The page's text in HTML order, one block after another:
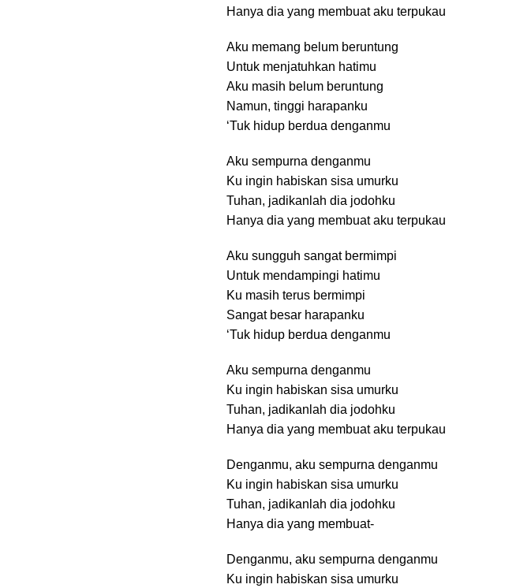
Hanya dia yang membuat aku terpukau
Aku memang belum beruntung
Untuk menjatuhkan hatimu
Aku masih belum beruntung
Namun, tinggi harapanku
‘Tuk hidup berdua denganmu
Aku sempurna denganmu
Ku ingin habiskan sisa umurku
Tuhan, jadikanlah dia jodohku
Hanya dia yang membuat aku terpukau
Aku sungguh sangat bermimpi
Untuk mendampingi hatimu
Ku masih terus bermimpi
Sangat besar harapanku
‘Tuk hidup berdua denganmu
Aku sempurna denganmu
Ku ingin habiskan sisa umurku
Tuhan, jadikanlah dia jodohku
Hanya dia yang membuat aku terpukau
Denganmu, aku sempurna denganmu
Ku ingin habiskan sisa umurku
Tuhan, jadikanlah dia jodohku
Hanya dia yang membuat-
Denganmu, aku sempurna denganmu
Ku ingin habiskan sisa umurku